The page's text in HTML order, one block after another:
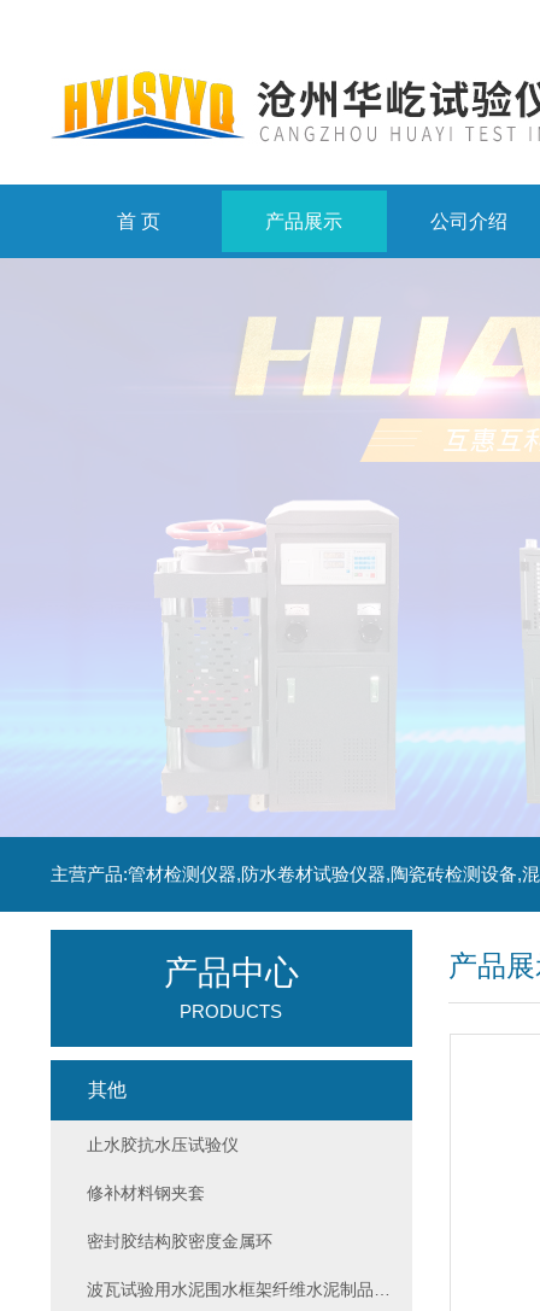
首 页 产品展示 公司介绍
产品
产品中心
PRODUCTS
其他
止水胶抗水压试验仪
修补材料钢夹套
密封胶结构胶密度金属环